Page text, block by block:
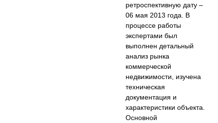
ретроспективную дату –
06 мая 2013 года. В
процессе работы
экспертами был
выполнен детальный
анализ рынка
коммерческой
недвижимости, изучена
техническая
документация и
характеристики объекта.
Основной